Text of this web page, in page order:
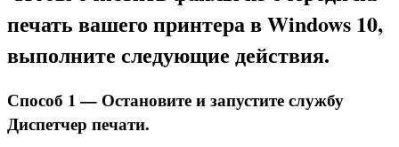
печать вашего принтера в Windows 10,
выполните следующие действия.
Способ 1 — Остановите и запустите службу
Диспетчер печати.